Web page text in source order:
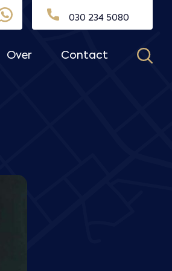
030 234 5080
Over Contact